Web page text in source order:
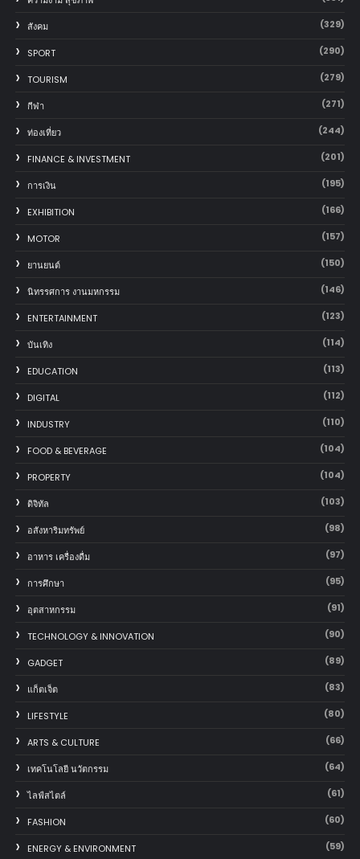
สังคม (329)
SPORT (290)
TOURISM (279)
กีฬา (271)
ท่องเที่ยว (244)
FINANCE & INVESTMENT (201)
การเงิน (195)
EXHIBITION (166)
MOTOR (157)
‎ยานยนต์‎ (150)
นิทรรศการ งานมหกรรม (146)
ENTERTAINMENT (123)
บันเทิง (114)
EDUCATION (113)
DIGITAL (112)
INDUSTRY (110)
FOOD & BEVERAGE (104)
PROPERTY (104)
ดิจิทัล (103)
อสังหาริมทรัพย์ (98)
อาหาร เครื่องดื่ม (97)
การศึกษา (95)
อุตสาหกรรม (91)
TECHNOLOGY & INNOVATION (90)
GADGET (89)
แก็ตเจ็ต (83)
LIFESTYLE (80)
ARTS & CULTURE (66)
เทคโนโลยี นวัตกรรม (64)
ไลฟ์สไตล์ (61)
FASHION (60)
ENERGY & ENVIRONMENT (59)